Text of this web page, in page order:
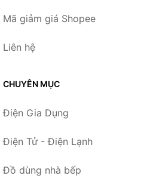
Mã giảm giá Shopee
Liên hệ
CHUYÊN MỤC
Điện Gia Dụng
Điện Tử - Điện Lạnh
Đồ dùng nhà bếp